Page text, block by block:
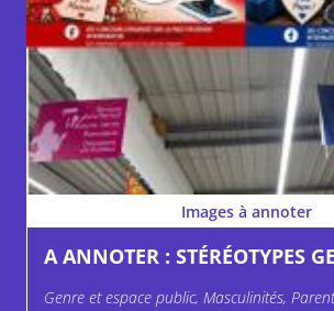
Images à annoter
A ANNOTER : STÉRÉOTYPES
Genre et espace public, Masculinités,